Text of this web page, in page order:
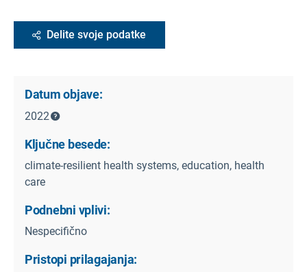
Delite svoje podatke
Datum objave:
2022
Ključne besede:
climate-resilient health systems, education, health
care
Podnebni vplivi:
Nespecifično
Pristopi prilagajanja: